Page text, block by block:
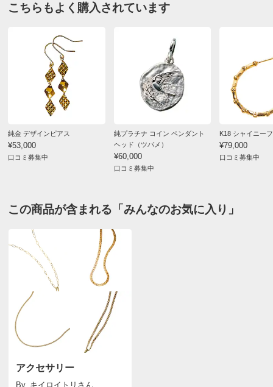
こちらもよく購入されています
純金 デザインピアス
¥53,000
口コミ募集中
純プラチナ コイン ペンダント
ヘッド（ツバメ）
¥60,000
口コミ募集中
K18 シャイニー
¥79,000
口コミ募集中
この商品が含まれる「みんなのお気に入り」
アクセサリー
By キイロイトリ さん